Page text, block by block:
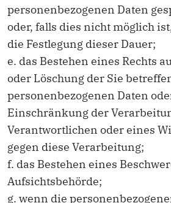
personenbezogenen Daten
oder, falls dies nicht möglich
die Festlegung dieser Dauer;
e. das Bestehen eines Rechts
oder Löschung der Sie
personenbezogenen Daten
Einschränkung der
Verantwortlichen oder eines
gegen diese Verarbeitung;
f. das Bestehen eines
Aufsichtsbehörde;
g. wenn die